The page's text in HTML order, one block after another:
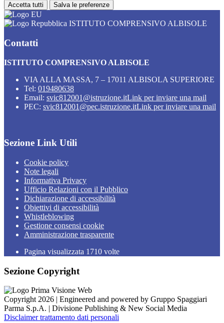
Accetta tutti Salva le preferenze
ISTITUTO COMPRENSIVO ALBISOLE
Contatti
ISTITUTO COMPRENSIVO ALBISOLE
VIA ALLA MASSA, 7 – 17011 ALBISOLA SUPERIORE
Tel: 019480638
Email: svic812001@istruzione.itLink per inviare una mail
PEC: svic812001@pec.istruzione.itLink per inviare una mail
Sezione Link Utili
Cookie policy
Note legali
Informativa Privacy
Ufficio Relazioni con il Pubblico
Dichiarazione di accessibilità
Obiettivi di accessibilità
Whistleblowing
Gestione consensi cookie
Amministrazione trasparente
Pagina visualizzata 1710 volte
Sezione Copyright
Copyright 2026 | Engineered and powered by Gruppo Spaggiari
Parma S.p.A. | Divisione Publishing & New Social Media
Disclaimer trattamento dati personali